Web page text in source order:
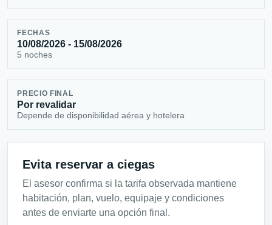
FECHAS
10/08/2026 - 15/08/2026
5 noches
PRECIO FINAL
Por revalidar
Depende de disponibilidad aérea y hotelera
Evita reservar a ciegas
El asesor confirma si la tarifa observada mantiene
habitación, plan, vuelo, equipaje y condiciones
antes de enviarte una opción final.